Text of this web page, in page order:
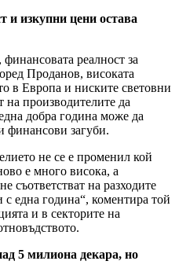
и изкупни цени остава
реалност за
Проданов, високата
в Европа и ниските световни
производителите да
добра година може да
финансови загуби.
не се е променил кой
е много висока, а
съответстват на разходите
една година“, коментира той
и в секторите на
5 милиона декара, но